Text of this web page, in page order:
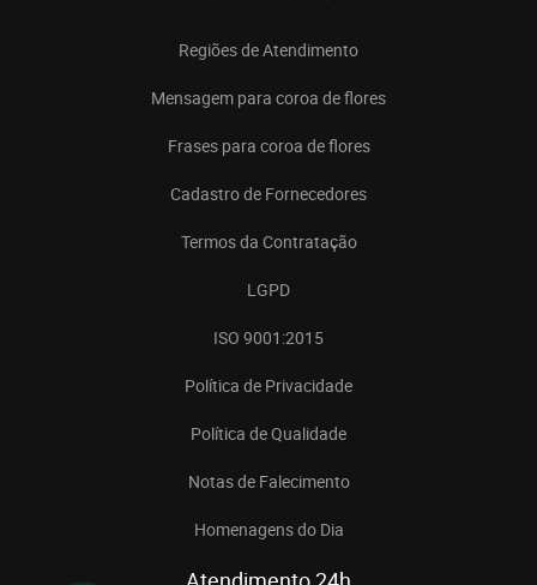
Regiões de Atendimento
Mensagem para coroa de flores
Frases para coroa de flores
Cadastro de Fornecedores
Termos da Contratação
LGPD
ISO 9001:2015
Política de Privacidade
Política de Qualidade
Notas de Falecimento
Homenagens do Dia